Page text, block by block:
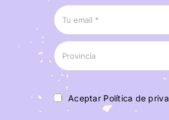
Aceptar Política de